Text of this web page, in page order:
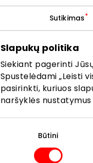
Sutikimas
Slapukų politika
Siekiant pagerinti
Spustelėdami „Leisti
pasirinkti, kuriuos
naršyklės
Būtini
dėl
juos